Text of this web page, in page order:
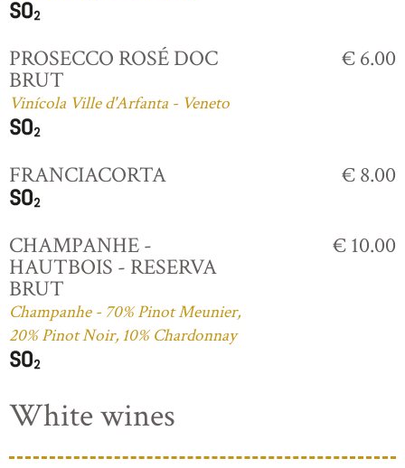
PROSECCO ROSÉ DOC
BRUT
Vinícola Ville d'Arfanta - Veneto
€ 6.00
FRANCIACORTA € 8.00
CHAMPANHE -
HAUTBOIS - RESERVA
BRUT
Champanhe - 70% Pinot Meunier,
20% Pinot Noir, 10% Chardonnay
€ 10.00
White wines